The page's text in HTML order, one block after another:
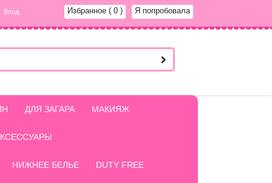
Вход Избранное ( 0 ) Я попробовала
ДЛЯ ЗАГАРА МАКИЯЖ
НИЖНЕЕ БЕЛЬЕ DUTY FREE